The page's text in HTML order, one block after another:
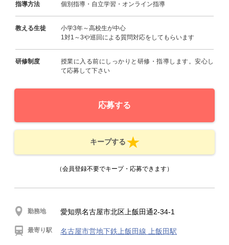
指導方法 個別指導・自立学習・オンライン指導
教える生徒
小学3年～高校生が中心
1対1～3や巡回による質問対応をしてもらいます
研修制度
授業に入る前にしっかりと研修・指導します。安心し
て応募して下さい
応募する
キープする
（会員登録不要でキープ・応募できます）
勤務地 愛知県名古屋市北区上飯田通2-34-1
最寄り駅 名古屋市営地下鉄上飯田線 上飯田駅